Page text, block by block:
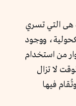
هى التي تسري
ووجود
من استخدام
لا تزال
فيها